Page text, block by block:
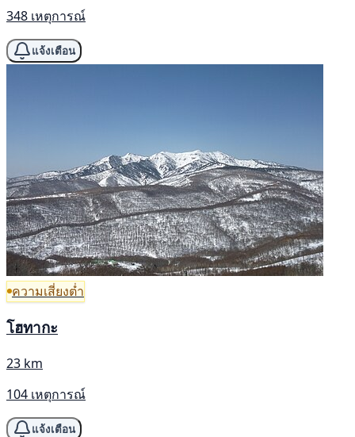
348 เหตุการณ์
แจ้งเตือน
ความเสี่ยงต่ำ
โฮทากะ
23 km
104 เหตุการณ์
แจ้งเตือน